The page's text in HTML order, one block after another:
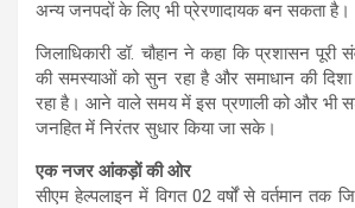
अन्य जनपदों के लिए भी प्रेरणादायक बन सकता है।
जिलाधिकारी डॉ. चौहान ने कहा कि प्रशासन
की समस्याओं को सुन रहा है और समाधान की दिशा
रहा है। आने वाले समय में इस प्रणाली को और भी
जनहित में निरंतर सुधार किया जा सके।
एक नजर आंकड़ों की ओर
सीएम हेल्पलाइन में विगत 02 वर्षों से वर्तमान तक